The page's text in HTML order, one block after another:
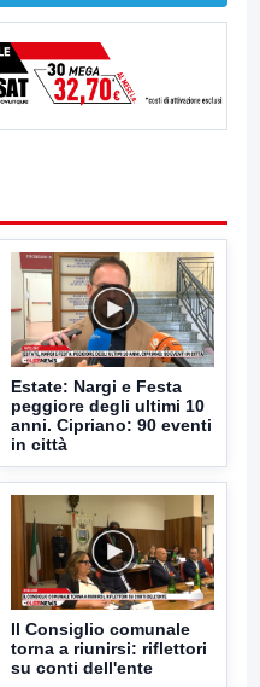
Estate: Nargi e Festa
peggiore degli ultimi 10
anni. Cipriano: 90 eventi
in città
Il Consiglio comunale
torna a riunirsi: riflettori
su conti dell'ente